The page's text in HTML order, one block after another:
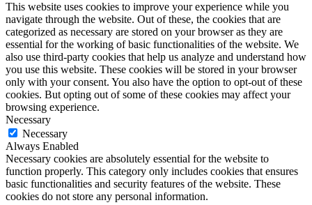
This website uses cookies to improve your experience while you
navigate through the website. Out of these, the cookies that are
categorized as necessary are stored on your browser as they are
essential for the working of basic functionalities of the website. We
also use third-party cookies that help us analyze and understand how
you use this website. These cookies will be stored in your browser
only with your consent. You also have the option to opt-out of these
cookies. But opting out of some of these cookies may affect your
browsing experience.
Necessary
Necessary
Always Enabled
Necessary cookies are absolutely essential for the website to
function properly. This category only includes cookies that ensures
basic functionalities and security features of the website. These
cookies do not store any personal information.